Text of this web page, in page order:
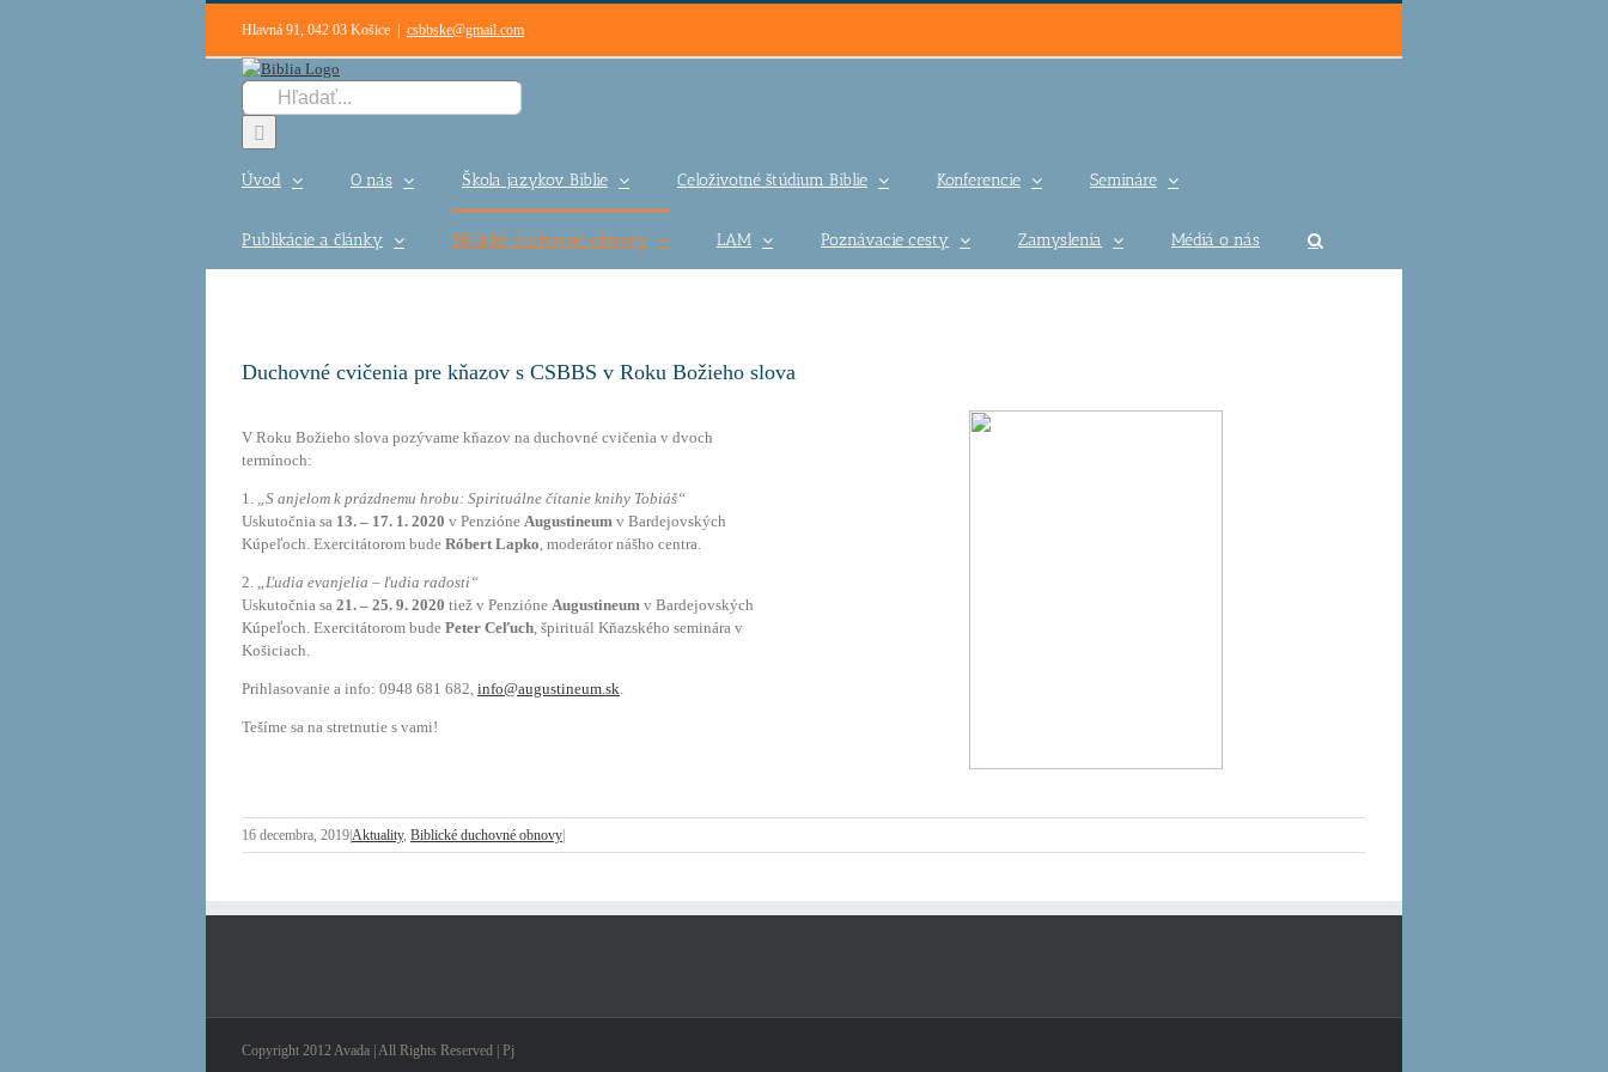
Hlavná 91, 042 03 Košice csbbske@gmail.com
Hľadať:
Úvod O nás Škola jazykov Biblie Celoživotné štúdium Biblie Konferencie Semináre
Publikácie a články Biblické duchovné obnovy LAM Poznávacie cesty Zamyslenia Médiá o nás
Duchovné cvičenia pre kňazov s CSBBS v Roku Božieho slova
V Roku Božieho slova pozývame kňazov na duchovné cvičenia v dvoch
termínoch:
1. „S anjelom k prázdnemu hrobu: Spirituálne čítanie knihy Tobiáš“
Uskutočnia sa 13. – 17. 1. 2020 v Penzióne Augustineum v Bardejovských
Kúpeľoch. Exercitátorom bude Róbert Lapko, moderátor nášho centra.
2. „Ľudia evanjelia – ľudia radosti“
Uskutočnia sa 21. – 25. 9. 2020 tiež v Penzióne Augustineum v Bardejovských
Kúpeľoch. Exercitátorom bude Peter Ceľuch, špirituál Kňazského seminára v
Košiciach.
Prihlasovanie a info: 0948 681 682, info@augustineum.sk.
Tešíme sa na stretnutie s vami!
16 decembra, 2019Aktuality, Biblické duchovné obnovy
Copyright 2012 Avada | All Rights Reserved | Pj